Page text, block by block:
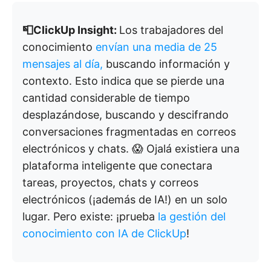
📮ClickUp Insight: Los trabajadores del
conocimiento envían una media de 25
mensajes al día, buscando información y
contexto. Esto indica que se pierde una
cantidad considerable de tiempo
desplazándose, buscando y descifrando
conversaciones fragmentadas en correos
electrónicos y chats. 😱 Ojalá existiera una
plataforma inteligente que conectara
tareas, proyectos, chats y correos
electrónicos (¡además de IA!) en un solo
lugar. Pero existe: ¡prueba la gestión del
conocimiento con IA de ClickUp!